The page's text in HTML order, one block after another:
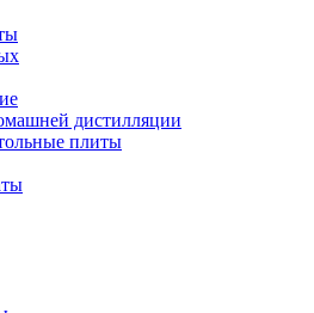
дистилляции
плиты